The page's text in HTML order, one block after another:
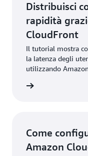
Distribuisci
rapidità
CloudFront
Il tutorial mostra
la latenza degli
utilizzando
Come
Amazon